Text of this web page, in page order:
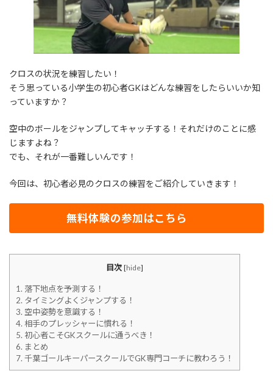
クロスの状況を練習したい！
そう思っている小学生の初心者GKはどんな練習をしたらいいか知
っていますか？
空中のボールをジャンプしてキャッチする！それだけのことに感
じますよね？
でも、それが一番難しいんです！
今回は、初心者必見のクロスの練習をご紹介していきます！
無料体験の参加はこちら
目次 [hide]
1. 落下地点を予測する！
2. タイミングよくジャンプする！
3. 空中姿勢を意識する！
4. 相手のプレッシャーに慣れる！
5. 初心者こそGKスクールに通うべき！
6. まとめ
7. 千葉ゴールキーパースクールでGK専門コーチに教わろう！